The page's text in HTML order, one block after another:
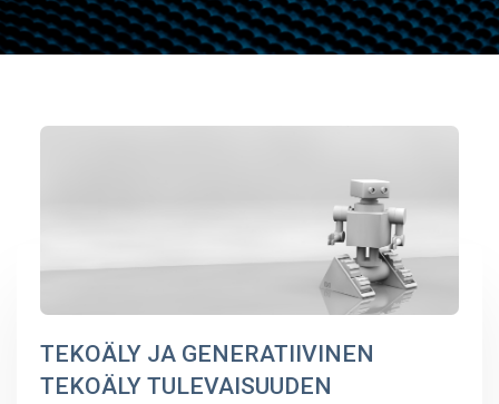
TEKOÄLY JA GENERATIIVINEN
TEKOÄLY TULEVAISUUDEN